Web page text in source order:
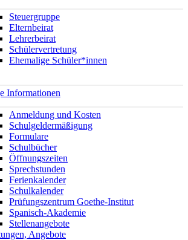
Steuergruppe
Elternbeirat
Lehrerbeirat
Schülervertretung
Ehemalige Schüler*innen
Informationen
Anmeldung und Kosten
Schulgeldermäßigung
Formulare
Schulbücher
Öffnungszeiten
Sprechstunden
Ferienkalender
Schulkalender
Prüfungszentrum Goethe-Institut
Spanisch-Akademie
Stellenangebote
Angebote